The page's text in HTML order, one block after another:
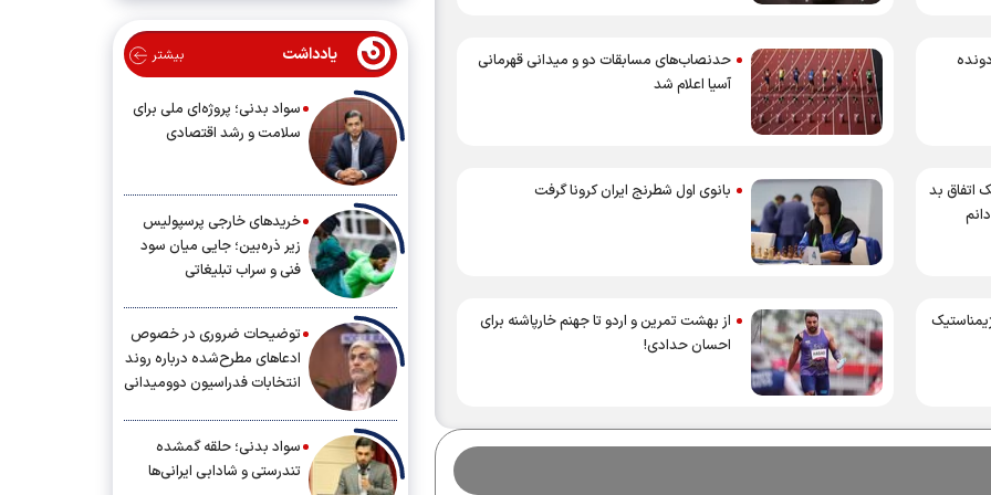
قهرمانی آسیا؛ صعود ۲ دونده
حدنصاب‌های مسابقات دو و میدانی قهرمانی
آسیا اعلام شد
اتفاق بد
بانوی اول شطرنج ایران کرونا گرفت
از بهشت تمرین و اردو تا جهنم خارپاشنه برای
احسان حدادی!
یادداشت بیشتر
سواد بدنی؛ پروژه‌ای ملی برای
سلامت و رشد اقتصادی
خریدهای خارجی پرسپولیس
زیر ذره‌بین؛ جایی میان سود
فنی و سراب تبلیغاتی
توضیحات ضروری در خصوص
ادعاهای مطرح‌شده درباره روند
انتخابات فدراسیون دوومیدانی
سواد بدنی؛ حلقه گمشده
تندرستی و شادابی ایرانی‌ها